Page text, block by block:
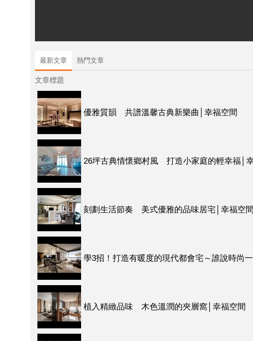
最新文章 熱門文章
文章標題
優雅質韻 共譜溫馨古典新樂曲│幸福空間
26坪古典情懷鄉村風 打造小家庭的輕幸福│
刻劃生活節奏 美式優雅的品味居宅│幸福空間
學3招！打造有暖度的現代都會宅～誰說時尚
植入精緻品味 木色溫潤的夾層窩│幸福空間